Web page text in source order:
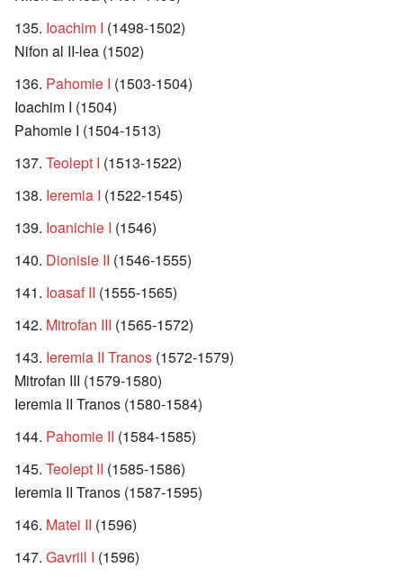
Ioachim I (1498-1502)
Nifon al II-lea (1502)
Pahomie I (1503-1504)
Ioachim I (1504)
Pahomie I (1504-1513)
Teolept I (1513-1522)
Ieremia I (1522-1545)
Ioanichie I (1546)
Dionisie II (1546-1555)
Ioasaf II (1555-1565)
Mitrofan III (1565-1572)
Ieremia II Tranos (1572-1579)
Mitrofan III (1579-1580)
Ieremia II Tranos (1580-1584)
Pahomie II (1584-1585)
Teolept II (1585-1586)
Ieremia II Tranos (1587-1595)
Matei II (1596)
Gavriil I (1596)